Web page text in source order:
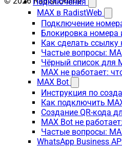
MAX в RadistWeb
Подключение
Блокировка номера
Как сделать ссылку
Частые вопросы:
Чёрный список для
MAX не работает:
MAX Bot
Инструкция по
Как подключить
Создание QR-кода
MAX Bot не
Частые вопросы:
WhatsApp Business